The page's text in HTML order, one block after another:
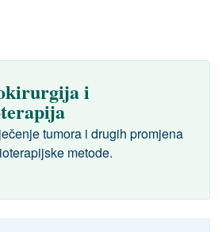
i
tumora i drugih promjena
metode.